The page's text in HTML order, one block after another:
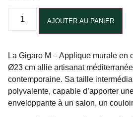
AJOUTER AU PANIER
La Gigaro M – Applique murale en
Ø23 cm allie artisanat
contemporaine. Sa taille
polyvalente, capable d’apporter
enveloppante à un salon, un